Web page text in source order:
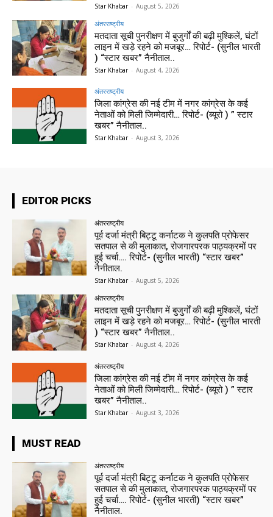
Star Khabar - August 5, 2026
अंतरराष्ट्रीय
मतदाता सूची पुनरीक्षण में बुजुर्गों की बढ़ी मुश्किलें, घंटों
लाइन में खड़े रहने को मजबूर… रिपोर्ट- (सुनील भारती
) “स्टार खबर” नैनीताल..
Star Khabar - August 4, 2026
अंतरराष्ट्रीय
जिला कांग्रेस की नई टीम में नगर कांग्रेस के कई
नेताओं को मिली जिम्मेदारी… रिपोर्ट- (ब्यूरो ) ” स्टार
खबर” नैनीताल..
Star Khabar - August 3, 2026
EDITOR PICKS
अंतरराष्ट्रीय
पूर्व दर्जा मंत्री बिट्टू कर्नाटक ने कुलपति प्रोफेसर
सतपाल से की मुलाकात, रोजगारपरक पाठ्यक्रमों पर
हुई चर्चा…. रिपोर्ट- (सुनील भारती) “स्टार खबर”
नैनीताल.
Star Khabar - August 5, 2026
अंतरराष्ट्रीय
मतदाता सूची पुनरीक्षण में बुजुर्गों की बढ़ी मुश्किलें, घंटों
लाइन में खड़े रहने को मजबूर… रिपोर्ट- (सुनील भारती
) “स्टार खबर” नैनीताल..
Star Khabar - August 4, 2026
अंतरराष्ट्रीय
जिला कांग्रेस की नई टीम में नगर कांग्रेस के कई
नेताओं को मिली जिम्मेदारी… रिपोर्ट- (ब्यूरो ) ” स्टार
खबर” नैनीताल..
Star Khabar - August 3, 2026
MUST READ
अंतरराष्ट्रीय
पूर्व दर्जा मंत्री बिट्टू कर्नाटक ने कुलपति प्रोफेसर
सतपाल से की मुलाकात, रोजगारपरक पाठ्यक्रमों पर
हुई चर्चा…. रिपोर्ट- (सुनील भारती) “स्टार खबर”
नैनीताल.